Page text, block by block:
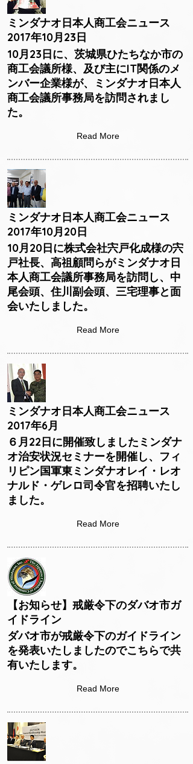
ミンダナオ日本人商工会ニュース
2017年10月23日
10月23日に、茨城県ひたちなか市の
商工会議所様、及び主にIT関係のメ
ンバー企業様が、ミンダナオ日本人
商工会議所事務局を訪問されまし
た。
Read More
ミンダナオ日本人商工会ニュース
2017年10月20日
10月20日に株式会社宍戸化成様の宍
戸社長、高祖顧問らがミンダナオ日
本人商工会議所事務局を訪問し、中
尾会頭、住川副会頭、三宅理事と面
会いたしました。
Read More
ミンダナオ日本人商工会ニュース
2017年6月
６月22日に開催致しましたミンダナ
オ治安状況セミナーを開催し、フィ
リピン国軍東ミンダナオレイ・レオ
ナルド・ゲレロ司令官を招聘いたし
ました。
Read More
【お知らせ】戒厳令下のダバオ市ガ
イドライン
ダバオ市が戒厳令下のガイドライン
を発表いたしましたのでこちらで共
有いたします。
Read More